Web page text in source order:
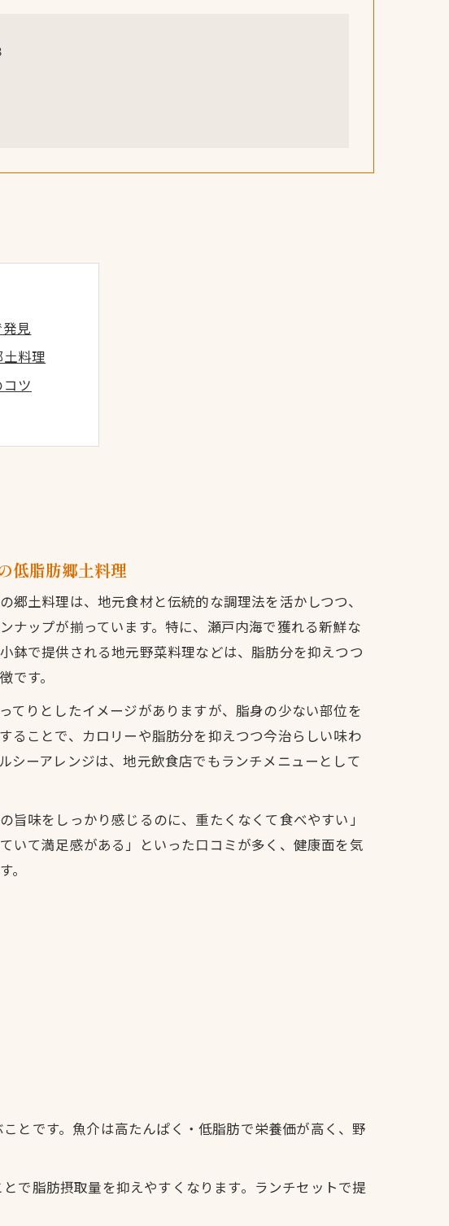
見
料理
ツ
魅力
徴
料理
方
験
喫
ポイント
用法
目
理
食
間
ス
理
め
低脂肪郷土料理
郷土料理は、地元食材と伝統的な調理法を活かしつつ、
ナップが揃っています。特に、瀬戸内海で獲れる新鮮な
鉢で提供される地元野菜料理などは、脂肪分を抑えつつ
です。
てりとしたイメージがありますが、脂身の少ない部位を
ることで、カロリーや脂肪分を抑えつつ今治らしい味わ
シーアレンジは、地元飲食店でもランチメニューとして
旨味をしっかり感じるのに、重たくなくて食べやすい」
いて満足感がある」といった口コミが多く、健康面を気
とです。魚介は高たんぱく・低脂肪で栄養価が高く、野
で脂肪摂取量を抑えやすくなります。ランチセットで提